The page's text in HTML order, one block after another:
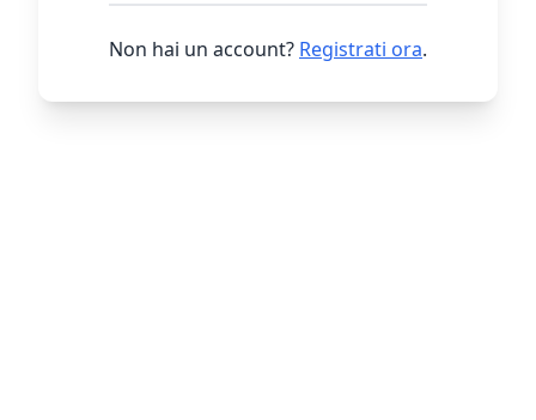
Non hai un account? Registrati ora.